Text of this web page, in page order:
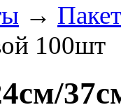
→
100шт